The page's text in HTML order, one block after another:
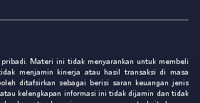
Materi ini tidak menyarankan untuk membeli
menjamin kinerja atau hasil transaksi di masa
ditafsirkan sebagai berisi saran keuangan jenis
kelengkapan informasi ini tidak dijamin dan tidak